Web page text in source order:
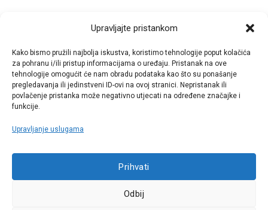
Upravljajte pristankom
Kako bismo pružili najbolja iskustva, koristimo tehnologije poput kolačića
za pohranu i/ili pristup informacijama o uređaju. Pristanak na ove
tehnologije omogućit će nam obradu podataka kao što su ponašanje
pregledavanja ili jedinstveni ID-ovi na ovoj stranici. Nepristanak ili
povlačenje pristanka može negativno utjecati na određene značajke i
funkcije.
Upravljanje uslugama
Prihvati
Odbij
komentirao.
Call centar
+38513030300